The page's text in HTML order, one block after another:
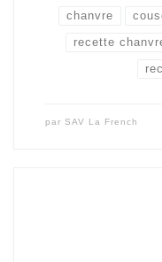
chanvre
recette
par SAV La French